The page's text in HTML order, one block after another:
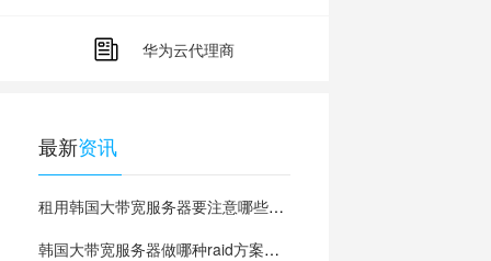
华为云代理商
最新资讯
租用韩国大带宽服务器要注意哪些问题？
韩国大带宽服务器做哪种raid方案比较好？